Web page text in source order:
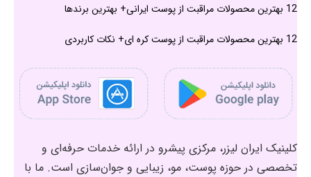
12 بهترین محصولات مراقبت از پوست ایرانی+ بهترین برندها
12 بهترین محصولات مراقبت از پوست کره ای+ نکات کاربردی
کلینیک ایران لیزر، مرکزی پیشرو در ارائه خدمات حرفه‌ای و
تخصصی در حوزه پوست، مو، زیبایی و جوان‌سازی است. ما با